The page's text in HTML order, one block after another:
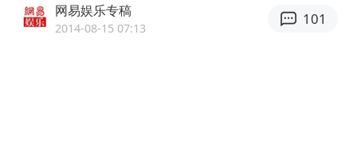
国乒男单横滨冠军赛全军覆没
网易娱乐专稿
2014-08-15 07:13
101